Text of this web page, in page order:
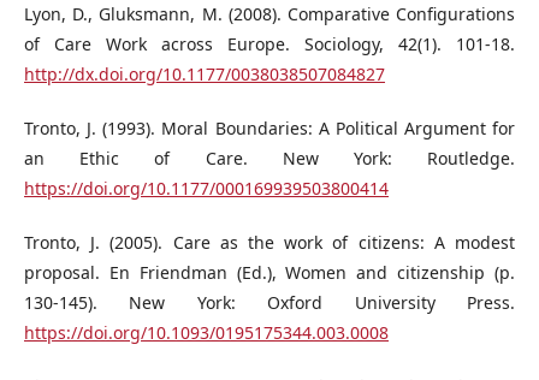
Lyon, D., Gluksmann, M. (2008). Comparative Configurations
of Care Work across Europe. Sociology, 42(1). 101-18.
http://dx.doi.org/10.1177/0038038507084827
Tronto, J. (1993). Moral Boundaries: A Political Argument for
an Ethic of Care. New York: Routledge.
https://doi.org/10.1177/000169939503800414
Tronto, J. (2005). Care as the work of citizens: A modest
proposal. En Friendman (Ed.), Women and citizenship (p.
130-145). New York: Oxford University Press.
https://doi.org/10.1093/0195175344.003.0008